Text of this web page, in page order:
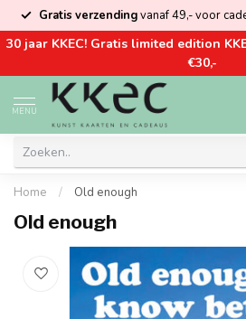
Gratis verzendingvanaf 49,- voor
30 jaar KKEC! Gratis limited edition
€30,-
MENU
Home / Old enough
Old enough